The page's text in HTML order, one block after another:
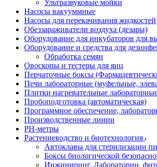
Ультразвуковые мойки
Насосы вакууммные
Насосы для перекачивания жидкостей
Обеззараживатели воздуха (дезары)
Оборудование для инкубаторов для
Оборудование и средства для
Обработка семян
Овоскопы и тестеры для яиц
Перчаточные боксы
Печи лабораторные (муфельные,
Плитки нагревательные
Пробоподготовка (автоматическая)
Программное обеспечение,
Производственные линии
РH-метры
Растениеводство и биотехнология
Автоклавы для стерилизации
Боксы биологической
Инжиниринг. Лаборатории,